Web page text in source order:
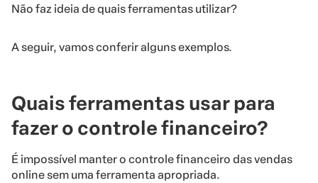
Não faz ideia de quais ferramentas utilizar?
A seguir, vamos conferir alguns exemplos.
Quais ferramentas usar para
fazer o controle financeiro?
É impossível manter o controle financeiro das vendas
online sem uma ferramenta apropriada.